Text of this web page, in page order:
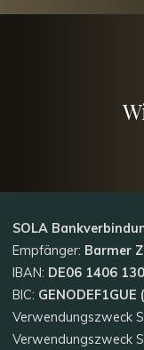
SOLA
Empfänger: Barmer
IBAN: DE06 1406
BIC:
Verwendungszweck
Verwendungszweck